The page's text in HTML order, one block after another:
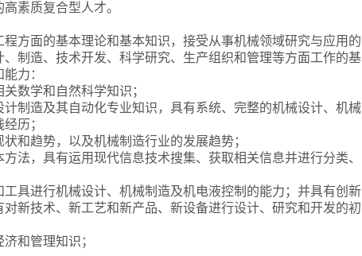
素质复合型人才。
方面的基本理论和基本知识，接受从事机械领域研究与应用的
制造、技术开发、科学研究、生产组织和管理等方面工作的基
力：
数学和自然科学知识；
制造及其自动化专业知识，具有系统、完整的机械设计、机械
历；
和趋势，以及机械制造行业的发展趋势；
法，具有运用现代信息技术搜集、获取相关信息并进行分类、
具进行机械设计、机械制造及机电液控制的能力；并具有创新
新技术、新工艺和新产品、新设备进行设计、研究和开发的初
和管理知识；